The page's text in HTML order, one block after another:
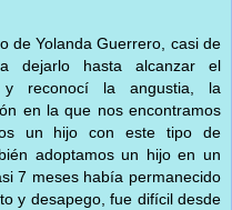
de Yolanda Guerrero, casi de
dejarlo hasta alcanzar el
y reconocí la angustia, la
en la que nos encontramos
un hijo con este tipo de
adoptamos un hijo en un
7 meses había permanecido
y desapego, fue difícil desde